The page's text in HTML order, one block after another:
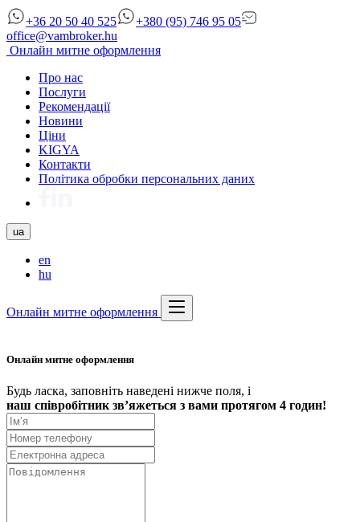
+36 20 50 40 525
+380 (95) 746 95 05
office@vambroker.hu
Онлайн митне оформлення
Про нас
Послуги
Рекомендації
Новини
Ціни
KIGYA
Контакти
Політика обробки персональних даних
ua
en
hu
Онлайн митне оформлення
Онлайн митне оформлення
Будь ласка, заповніть наведені нижче поля, і
наш співробітник зв’яжеться з вами протягом 4 годин!